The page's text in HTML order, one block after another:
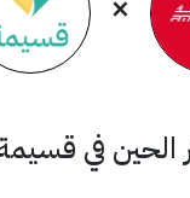
الحين في